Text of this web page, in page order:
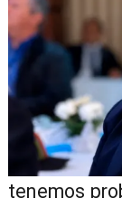
tenemos